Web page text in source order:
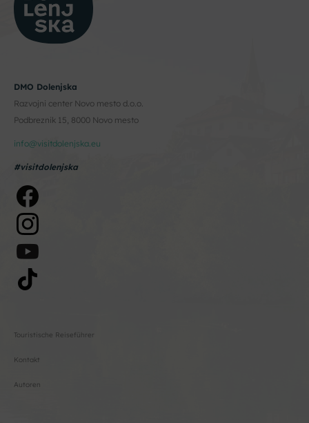
DMO Dolenjska
Razvojni center Novo mesto d.o.o.
Podbreznik 15, 8000 Novo mesto
info@visitdolenjska.eu
#visitdolenjska
Touristische Reiseführer
Kontakt
Autoren